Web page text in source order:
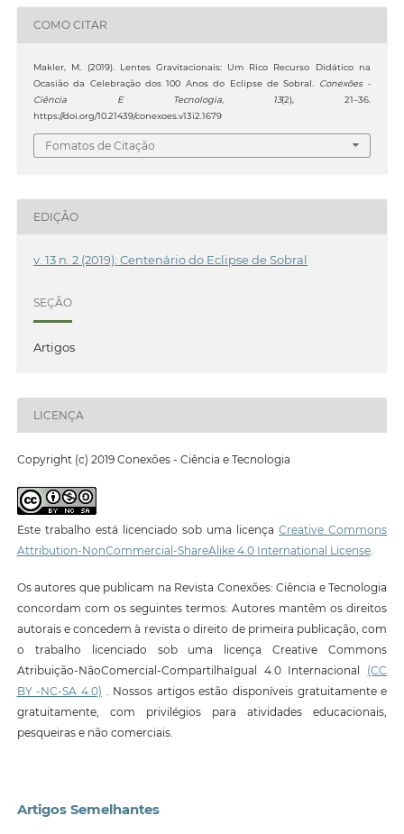
COMO CITAR
Makler, M. (2019). Lentes Gravitacionais: Um Rico Recurso Didático na
Ocasião da Celebração dos 100 Anos do Eclipse de Sobral.
Conexões -
Ciência E Tecnologia, 13(2), 21–36.
https://doi.org/10.21439/conexoes.v13i2.1679
Fomatos de Citação
EDIÇÃO
v. 13 n. 2 (2019): Centenário do Eclipse de Sobral
SEÇÃO
Artigos
LICENÇA
Copyright (c) 2019 Conexões - Ciência e Tecnologia
Este trabalho está licenciado sob uma licençaCreative Commons
Attribution-NonCommercial-ShareAlike 4.0 International License.
Os autores que publicam na Revista Conexões: Ciência e Tecnologia
concordam com os seguintes termos: Autores mantêm os direitos
autorais e concedem à revista o direito de primeira publicação, com
o trabalho licenciado sob uma licença Creative Commons
Atribuição-NãoComercial-CompartilhaIgual 4.0 Internacional (CC
BY -NC-SA 4.0) . Nossos artigos estão disponíveis gratuitamente e
gratuitamente, com privilégios para atividades educacionais,
pesqueiras e não comerciais.
Artigos Semelhantes